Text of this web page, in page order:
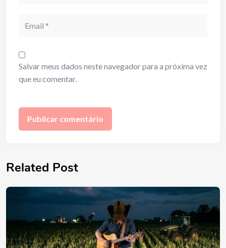
Salvar meus dados neste navegador para a próxima vez
que eu comentar.
Related Post